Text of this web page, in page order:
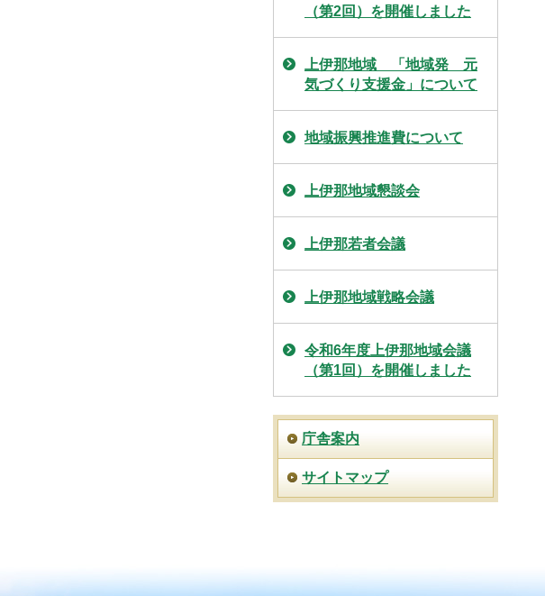
（第2回）を開催しました
上伊那地域 「地域発 元
気づくり支援金」について
地域振興推進費について
上伊那地域懇談会
上伊那若者会議
上伊那地域戦略会議
令和6年度上伊那地域会議
（第1回）を開催しました
庁舎案内
サイトマップ